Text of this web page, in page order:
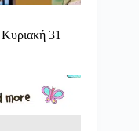
31